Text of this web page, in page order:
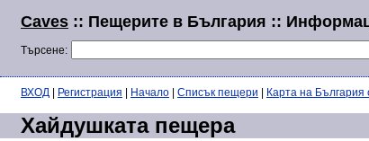
Caves :: Пещерите в България ::
Търсене:
ВХОД Регистрация Начало Списък пещери Карта на
Хайдушката пещера